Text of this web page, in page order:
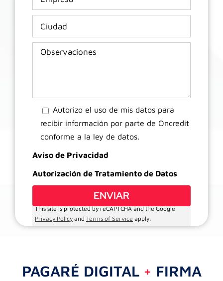
Autorizo el uso de mis datos para
recibir información por parte de Oncredit
conforme a la ley de datos.
Aviso de Privacidad
Autorización de Tratamiento de Datos
This site is protected by reCAPTCHA and the Google
Privacy Policyand Terms of Service apply.
PAGARÉ DIGITAL + FIRMA